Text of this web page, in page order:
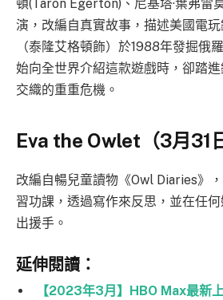
頓(Taron Egerton)、尼基塔·葉弗雷
演，改編自真實故事，描述美國電
（泰隆艾格頓飾）於1988年發掘俄
始向全世界介紹這款遊戲時，卻踏
交織的重重危機。
Eva the Owlet（3月31
改編自暢兒童讀物《Owl Diaries》
習功課，透過寫作來反思，並在任
出援手。
延伸閱讀：
【2023年3月】HBO Max最新